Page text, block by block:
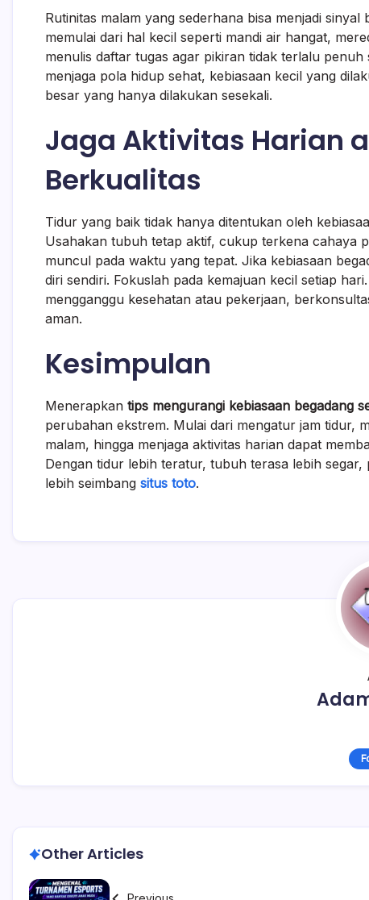
Rutinitas malam yang sederhana bisa menjadi
memulai dari hal kecil seperti mandi air hangat,
menulis daftar tugas agar pikiran tidak terlalu
menjaga pola hidup sehat, kebiasaan kecil yang
besar yang hanya dilakukan sesekali.
Jaga Aktivitas Harian
Berkualitas
Tidur yang baik tidak hanya ditentukan oleh
Usahakan tubuh tetap aktif, cukup terkena cahaya
muncul pada waktu yang tepat. Jika kebiasaan
diri sendiri. Fokuslah pada kemajuan kecil setiap
mengganggu kesehatan atau pekerjaan,
aman.
Kesimpulan
Menerapkan tips mengurangi kebiasaan begadang
perubahan ekstrem. Mulai dari mengatur jam tidur,
malam, hingga menjaga aktivitas harian dapat
Dengan tidur lebih teratur, tubuh terasa lebih
lebih seimbang situs toto.
Other Articles